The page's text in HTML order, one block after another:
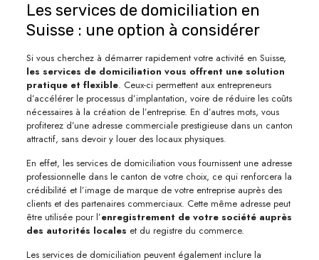
Les services de domiciliation en
Suisse : une option à considérer
Si vous cherchez à démarrer rapidement votre activité en Suisse,
les services de domiciliation vous offrent une solution
pratique et flexible. Ceux-ci permettent aux entrepreneurs
d’accélérer le processus d’implantation, voire de réduire les coûts
nécessaires à la création de l’entreprise. En d’autres mots, vous
profiterez d’une adresse commerciale prestigieuse dans un canton
attractif, sans devoir y louer des locaux physiques.
En effet, les services de domiciliation vous fournissent une adresse
professionnelle dans le canton de votre choix, ce qui renforcera la
crédibilité et l’image de marque de votre entreprise auprès des
clients et des partenaires commerciaux. Cette même adresse peut
être utilisée pour l’enregistrement de votre société auprès
des autorités locales et du registre du commerce.
Les services de domiciliation peuvent également inclure la